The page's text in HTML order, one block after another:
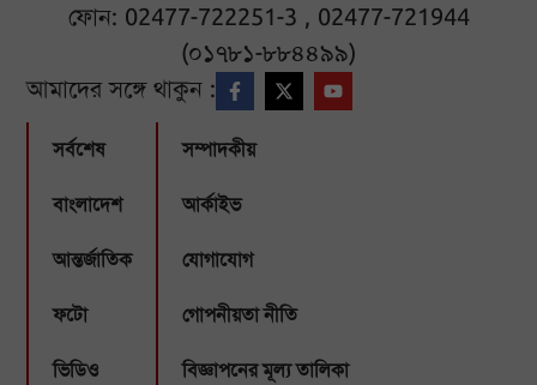
ফোন: 02477-722251-3 , 02477-721944
(০১৭৮১-৮৮৪৪৯৯)
আমাদের সঙ্গে থাকুন :
সর্বশেষ
বাংলাদেশ
আন্তর্জাতিক
ফটো
ভিডিও
সম্পাদকীয়
আর্কাইভ
যোগাযোগ
গোপনীয়তা নীতি
বিজ্ঞাপনের মূল্য তালিকা